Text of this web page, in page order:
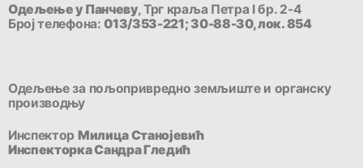
Одељење у Панчеву, Трг краља Петра I бр. 2-4
Број телефона:013/353-221; 30-88-30, лок. 854
Oдељењe за пољопривредно земљиште и органску
производњу
Инспектор Милица Станојевић
Инспекторка Сандра Гледић